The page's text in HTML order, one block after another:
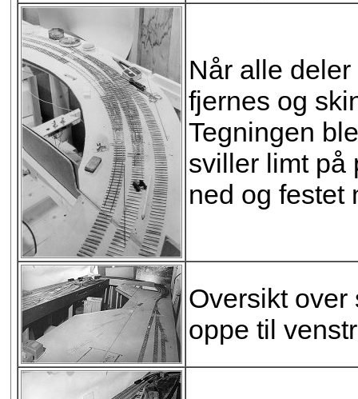
Når alle
fjernes og
Tegningen
sviller limt på
ned og festet
Oversikt over
oppe til